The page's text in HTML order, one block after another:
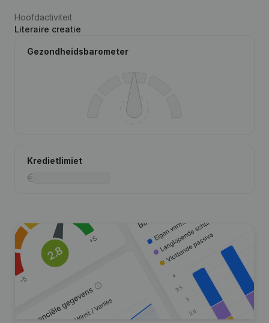
Hoofdactiviteit
Literaire creatie
Gezondheidsbarometer
Kredietlimiet